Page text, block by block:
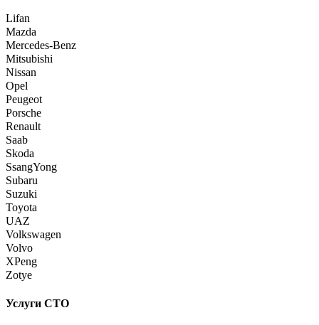
Lifan
Mazda
Mercedes-Benz
Mitsubishi
Nissan
Opel
Peugeot
Porsche
Renault
Saab
Skoda
SsangYong
Subaru
Suzuki
Toyota
UAZ
Volkswagen
Volvo
XPeng
Zotye
Услуги СТО